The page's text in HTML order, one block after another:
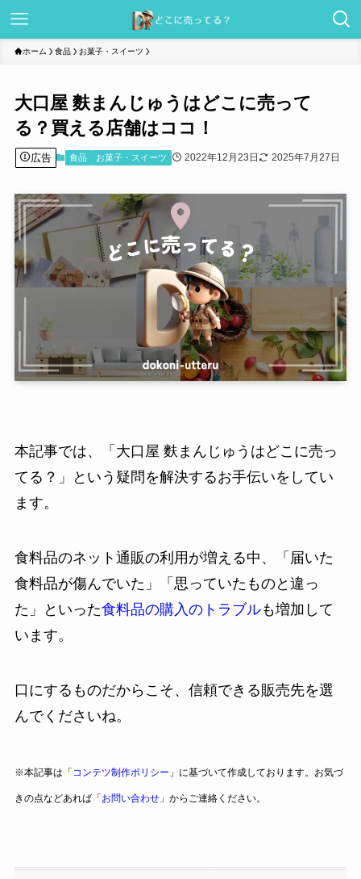
ホーム 食品 お菓子・スイーツ
大口屋 麩まんじゅうはどこに売って
る？買える店舗はココ！
広告 食品 お菓子・スイーツ 2022年12月23日 2025年7月27日
本記事では、「大口屋 麩まんじゅうはどこに売っ
てる？」という疑問を解決するお手伝いをしてい
ます。
食料品のネット通販の利用が増える中、「届いた
食料品が傷んでいた」「思っていたものと違っ
た」といった食料品の購入のトラブルも増加して
います。
口にするものだからこそ、信頼できる販売先を選
んでくださいね。
※本記事は「 コンテツ制作ポリシー 」に基づいて作成しております。お気づ
きの点などあれば「お問い合わせ」からご連絡ください。